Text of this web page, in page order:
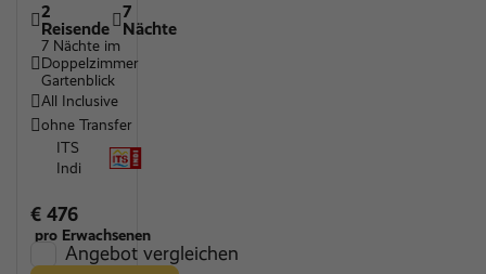
2
Reisende
7
Nächte
7 Nächte im
Doppelzimmer
Gartenblick
All Inclusive
ohne Transfer
ITS
Indi
€ 476
pro Erwachsenen
Angebot vergleichen